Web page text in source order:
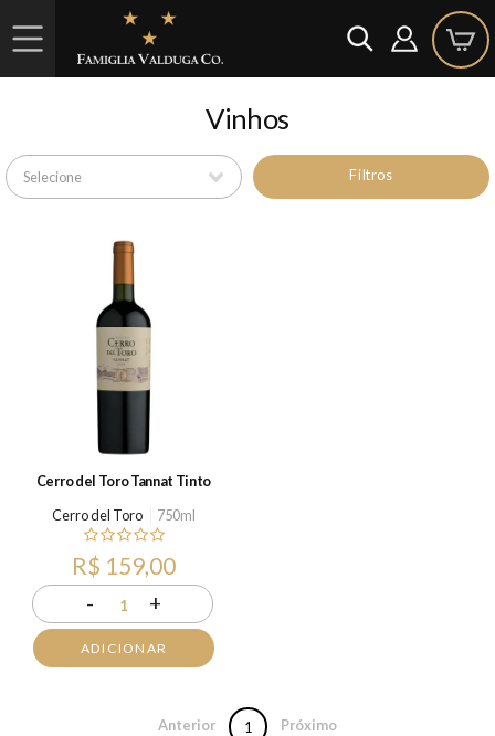
Vinhos
Filtros
Cerro del Toro Tannat Tinto
Cerro del Toro
750ml
R$ 159,00
- 1 +
ADICIONAR
Anterior 1 Próximo